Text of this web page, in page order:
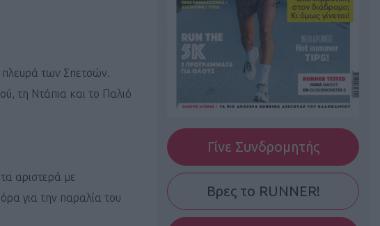
πλευρά των Σπετσών.
τη Ντάπια και το Παλιό
αριστερά με
για την παραλία του
Γίνε Συνδρομητής
Βρες το RUNNER!